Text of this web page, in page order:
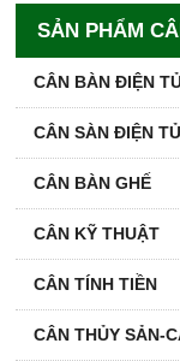
SẢN PHẨM
CÂN BÀN ĐIỆN
CÂN SÀN ĐIỆN
CÂN BÀN GHẾ
CÂN KỸ THUẬT
CÂN TÍNH TIỀN
CÂN THỦY SẢN-